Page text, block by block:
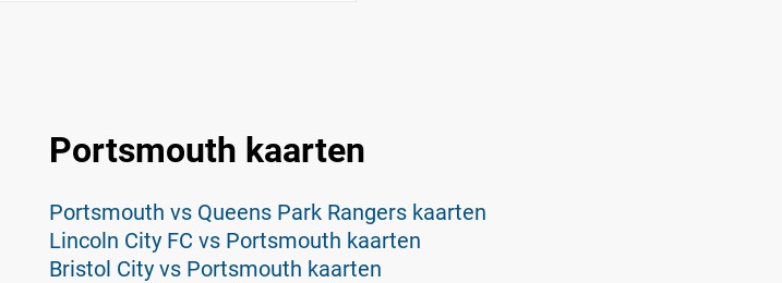
Portsmouth kaarten
Portsmouth vs Queens Park Rangers kaarten
Lincoln City FC vs Portsmouth kaarten
Bristol City vs Portsmouth kaarten